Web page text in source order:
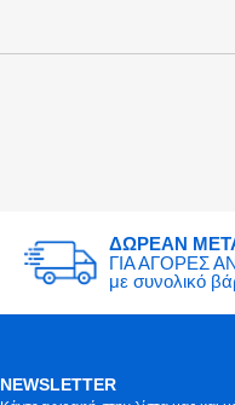
ΔΩΡΕΑΝ
ΓΙΑ ΑΓΟΡΕΣ
με συνολικό
NEWSLETTER